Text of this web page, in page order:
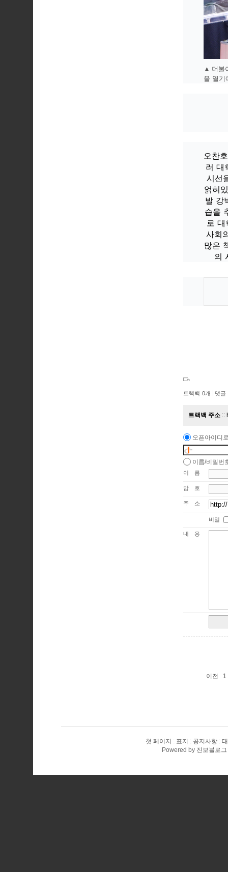
▲더불
을 열기
오찬
러 대
시선
얽혀
발 강
습을
로
사회
많은
의
트랙백 0개 댓글
트랙백 주소
오픈아이디
이름/비밀번
이름
암호
주소
비밀
내용
이전 1
첫 페이지 표지 공지사항
Powered by 진보블로그